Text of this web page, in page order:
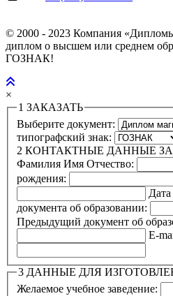
© 2000 - 2023 Компания
диплом о высшем или среднем
ГОЗНАК!
×
1 ЗАКАЗАТЬ
Выберите документ:
типографский знак:
2 КОНТАКТНЫЕ ДАННЫЕ
Фамилия Имя Отчество:
рождения:
документа об образовании:
Предыдущий документ об
E-
3 ДАННЫЕ ДЛЯ
Желаемое учебное заведение: